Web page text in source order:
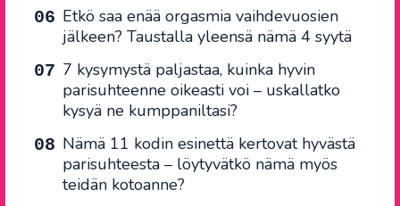
Etkö saa enää orgasmia vaihdevuosien
jälkeen? Taustalla yleensä nämä 4 syytä
7 kysymystä paljastaa, kuinka hyvin
parisuhteenne oikeasti voi – uskallatko
kysyä ne kumppaniltasi?
Nämä 11 kodin esinettä kertovat hyvästä
parisuhteesta – löytyvätkö nämä myös
teidän kotoanne?